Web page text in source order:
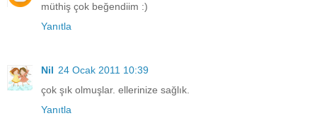
müthiş çok beğendiim :)
Yanıtla
Nil 24 Ocak 2011 10:39
çok şık olmuşlar. ellerinize sağlık.
Yanıtla